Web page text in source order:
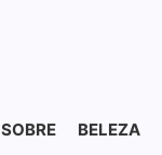
SOBRE BELEZA